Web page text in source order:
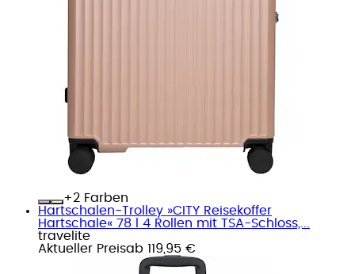
+
Farben
Hartschalen-Trolley »CITY Reisekoffer
Hartschale« 78 l 4 Rollen mit TSA-Schloss,...
travelite
Aktueller Preisab 119,95 €